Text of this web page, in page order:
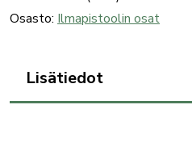
Osasto: Ilmapistoolin osat
Lisätiedot